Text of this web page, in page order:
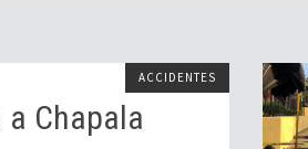
ACCIDENTES
Chapala